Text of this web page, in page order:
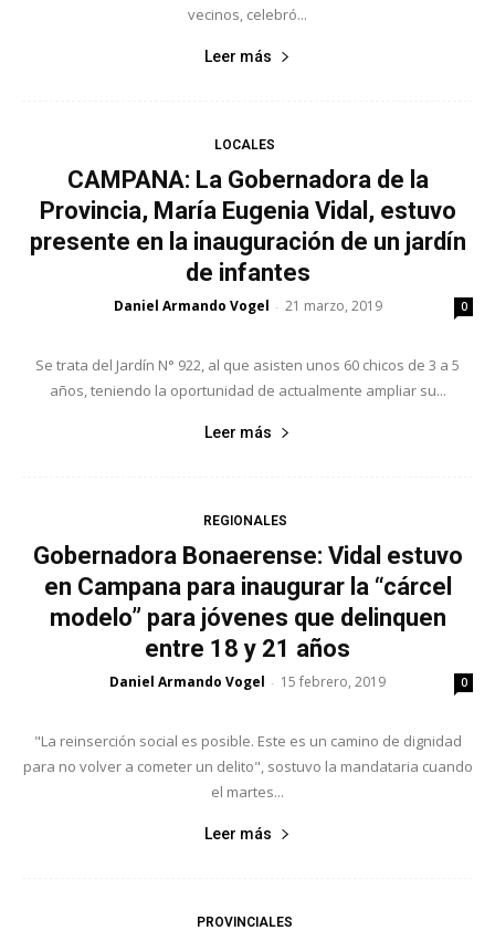
vecinos, celebró...
Leer más
LOCALES
CAMPANA: La Gobernadora de la
Provincia, María Eugenia Vidal, estuvo
presente en la inauguración de un jardín
de infantes
Daniel Armando Vogel - 21 marzo, 2019 0
Se trata del Jardín N° 922, al que asisten unos 60 chicos de 3 a 5
años, teniendo la oportunidad de actualmente ampliar su...
Leer más
REGIONALES
Gobernadora Bonaerense: Vidal estuvo
en Campana para inaugurar la “cárcel
modelo” para jóvenes que delinquen
entre 18 y 21 años
Daniel Armando Vogel - 15 febrero, 2019 0
"La reinserción social es posible. Este es un camino de dignidad
para no volver a cometer un delito", sostuvo la mandataria cuando
el martes...
Leer más
PROVINCIALES